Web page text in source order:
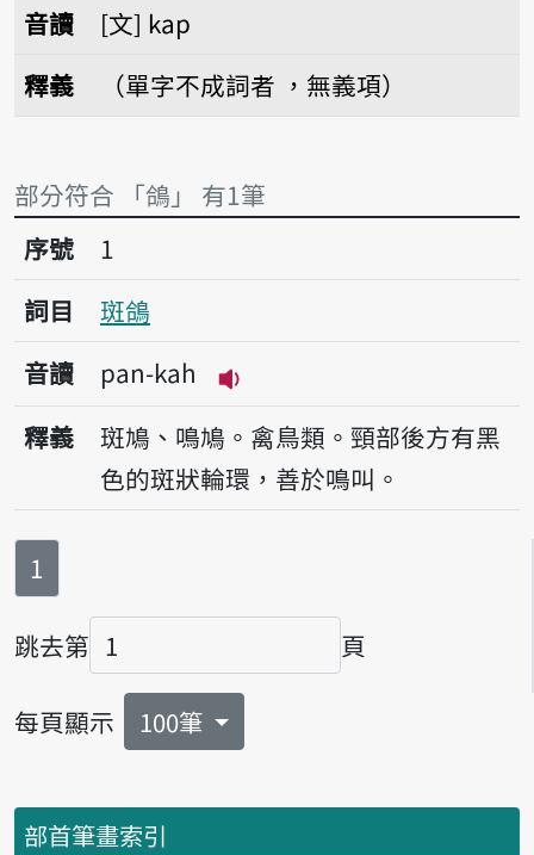
音讀
文 kap
釋義
（單字不成詞者 ，無義項）
部分符合 「鴿」 有1筆
序號1斑鴿
序號
1
詞目
斑鴿
音讀
pan-kah
播放音讀pan-kah
釋義
斑鳩、鳴鳩。禽鳥類。頸部後方有黑
色的斑狀輪環，善於鳴叫。
第
1
跳去第
頁碼
頁
每頁顯示 100筆
部首筆畫索引